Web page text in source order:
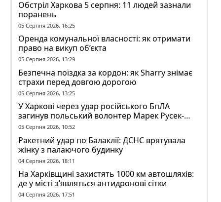
Обстріл Харкова 5 серпня: 11 людей зазнали
поранень
05 Серпня 2026, 16:25
Оренда комунальної власності: як отримати
право на викуп об’єкта
05 Серпня 2026, 13:29
Безпечна поїздка за кордон: як Sharry знімає
страхи перед довгою дорогою
05 Серпня 2026, 13:25
У Харкові через удар російського БпЛА
загинув польський волонтер Марек Русек-
Вольський
05 Серпня 2026, 10:52
Ракетний удар по Балаклії: ДСНС врятувала
жінку з палаючого будинку
04 Серпня 2026, 18:11
На Харківщині захистять 1000 км автошляхів:
де у місті з’являться антидронові сітки
04 Серпня 2026, 17:51